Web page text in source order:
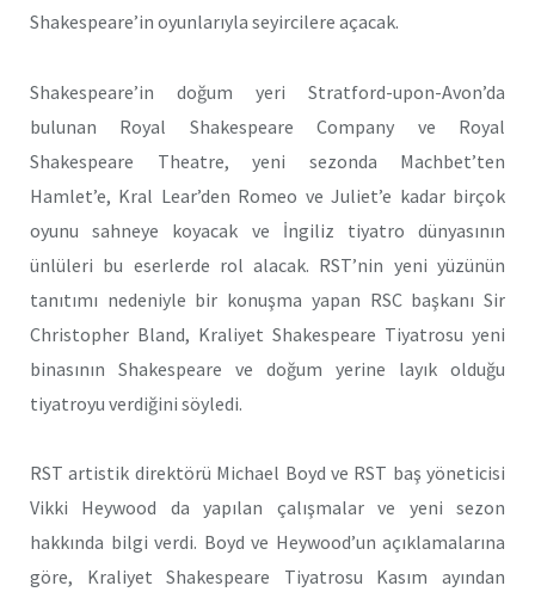
Shakespeare’in oyunlarıyla seyircilere açacak.
Shakespeare’in doğum yeri Stratford-upon-Avon’da
bulunan Royal Shakespeare Company ve Royal
Shakespeare Theatre, yeni sezonda Machbet’ten
Hamlet’e, Kral Lear’den Romeo ve Juliet’e kadar birçok
oyunu sahneye koyacak ve İngiliz tiyatro dünyasının
ünlüleri bu eserlerde rol alacak. RST’nin yeni yüzünün
tanıtımı nedeniyle bir konuşma yapan RSC başkanı Sir
Christopher Bland, Kraliyet Shakespeare Tiyatrosu yeni
binasının Shakespeare ve doğum yerine layık olduğu
tiyatroyu verdiğini söyledi.
RST artistik direktörü Michael Boyd ve RST baş yöneticisi
Vikki Heywood da yapılan çalışmalar ve yeni sezon
hakkında bilgi verdi. Boyd ve Heywood’un açıklamalarına
göre, Kraliyet Shakespeare Tiyatrosu Kasım ayından